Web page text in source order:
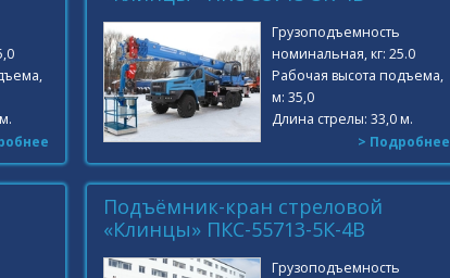
Грузоподъемность
номинальная, кг: 25.0
Рабочая высота подъема,
м: 35,0
Длина стрелы: 33,0 м.
> Подробнее
Подъёмник-кран стреловой
«Клинцы» ПКС-55713-5К-4В
Грузоподъемность